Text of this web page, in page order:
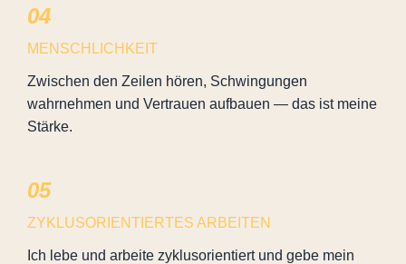
04
MENSCHLICHKEIT
Zwischen den Zeilen hören, Schwingungen
wahrnehmen und Vertrauen aufbauen — das ist meine
Stärke.
05
ZYKLUSORIENTIERTES ARBEITEN
Ich lebe und arbeite zyklusorientiert und gebe mein